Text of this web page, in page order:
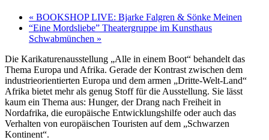
« BOOKSHOP LIVE: Bjarke Falgren & Sönke Meinen
“Eine Mordsliebe” Theatergruppe im Kunsthaus
Schwabmünchen »
Die Karikaturenausstellung „Alle in einem Boot“ behandelt das
Thema Europa und Afrika. Gerade der Kontrast zwischen dem
industrieorientierten Europa und dem armen „Dritte-Welt-Land“
Afrika bietet mehr als genug Stoff für die Ausstellung. Sie lässt
kaum ein Thema aus: Hunger, der Drang nach Freiheit in
Nordafrika, die europäische Entwicklungshilfe oder auch das
Verhalten von europäischen Touristen auf dem „Schwarzen
Kontinent“.